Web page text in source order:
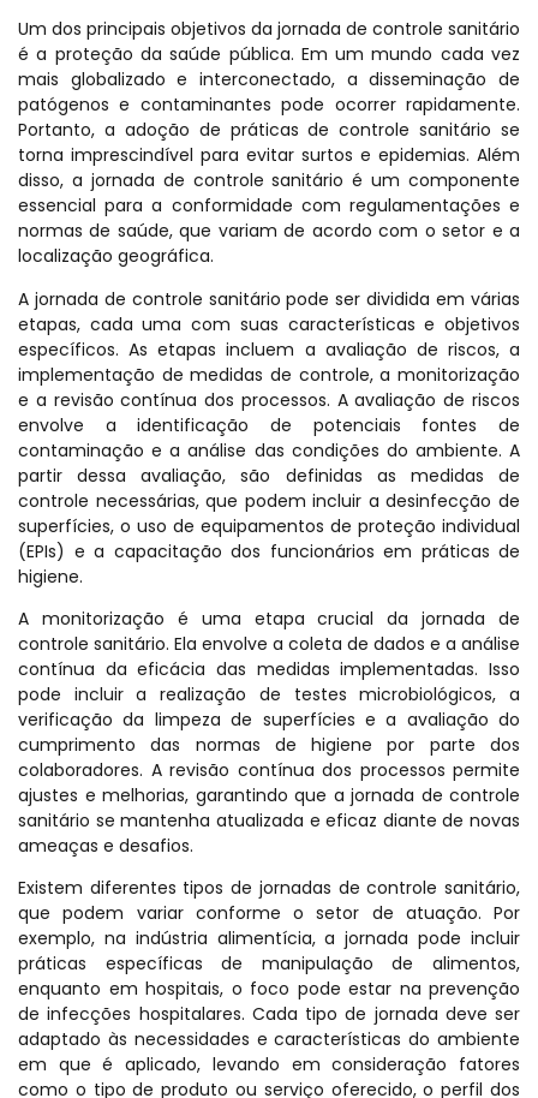
Um dos principais objetivos da jornada de controle sanitário
é a proteção da saúde pública. Em um mundo cada vez
mais globalizado e interconectado, a disseminação de
patógenos e contaminantes pode ocorrer rapidamente.
Portanto, a adoção de práticas de controle sanitário se
torna imprescindível para evitar surtos e epidemias. Além
disso, a jornada de controle sanitário é um componente
essencial para a conformidade com regulamentações e
normas de saúde, que variam de acordo com o setor e a
localização geográfica.
A jornada de controle sanitário pode ser dividida em várias
etapas, cada uma com suas características e objetivos
específicos. As etapas incluem a avaliação de riscos, a
implementação de medidas de controle, a monitorização
e a revisão contínua dos processos. A avaliação de riscos
envolve a identificação de potenciais fontes de
contaminação e a análise das condições do ambiente. A
partir dessa avaliação, são definidas as medidas de
controle necessárias, que podem incluir a desinfecção de
superfícies, o uso de equipamentos de proteção individual
(EPIs) e a capacitação dos funcionários em práticas de
higiene.
A monitorização é uma etapa crucial da jornada de
controle sanitário. Ela envolve a coleta de dados e a análise
contínua da eficácia das medidas implementadas. Isso
pode incluir a realização de testes microbiológicos, a
verificação da limpeza de superfícies e a avaliação do
cumprimento das normas de higiene por parte dos
colaboradores. A revisão contínua dos processos permite
ajustes e melhorias, garantindo que a jornada de controle
sanitário se mantenha atualizada e eficaz diante de novas
ameaças e desafios.
Existem diferentes tipos de jornadas de controle sanitário,
que podem variar conforme o setor de atuação. Por
exemplo, na indústria alimentícia, a jornada pode incluir
práticas específicas de manipulação de alimentos,
enquanto em hospitais, o foco pode estar na prevenção
de infecções hospitalares. Cada tipo de jornada deve ser
adaptado às necessidades e características do ambiente
em que é aplicado, levando em consideração fatores
como o tipo de produto ou serviço oferecido, o perfil dos